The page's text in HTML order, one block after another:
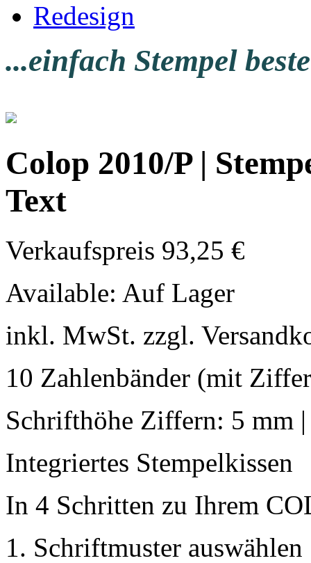
Redesign
...einfach Stempel
Colop 2010/P |
Text
Verkaufspreis 93,25 €
Available: Auf Lager
inkl. MwSt. zzgl.
10 Zahlenbänder (mit
Schrifthöhe Ziffern: 5 mm
Integriertes Stempelkissen
In 4 Schritten zu Ihrem
1. Schriftmuster auswählen